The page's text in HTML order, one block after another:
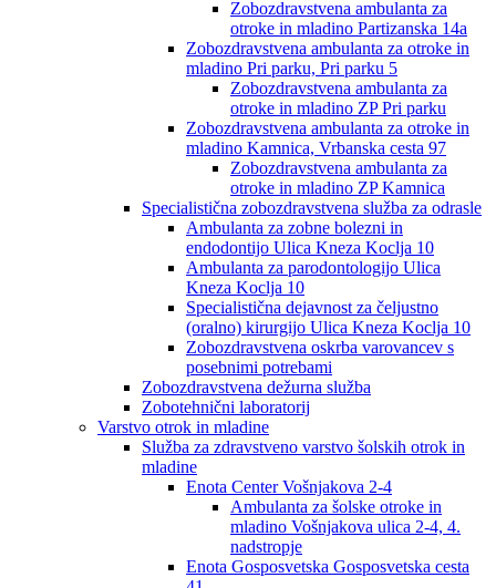
Zobozdravstvena ambulanta za
otroke in mladino Partizanska 14a
Zobozdravstvena ambulanta za otroke in
mladino Pri parku, Pri parku 5
Zobozdravstvena ambulanta za
otroke in mladino ZP Pri parku
Zobozdravstvena ambulanta za otroke in
mladino Kamnica, Vrbanska cesta 97
Zobozdravstvena ambulanta za
otroke in mladino ZP Kamnica
Specialistična zobozdravstvena služba za odrasle
Ambulanta za zobne bolezni in
endodontijo Ulica Kneza Koclja 10
Ambulanta za parodontologijo Ulica
Kneza Koclja 10
Specialistična dejavnost za čeljustno
(oralno) kirurgijo Ulica Kneza Koclja 10
Zobozdravstvena oskrba varovancev s
posebnimi potrebami
Zobozdravstvena dežurna služba
Zobotehnični laboratorij
Varstvo otrok in mladine
Služba za zdravstveno varstvo šolskih otrok in
mladine
Enota Center Vošnjakova 2-4
Ambulanta za šolske otroke in
mladino Vošnjakova ulica 2-4, 4.
nadstropje
Enota Gosposvetska Gosposvetska cesta